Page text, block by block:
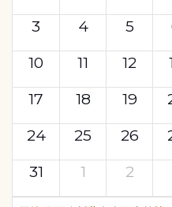
3
4 5
10
11 12
17
18 19
24
25 26
31
1 2